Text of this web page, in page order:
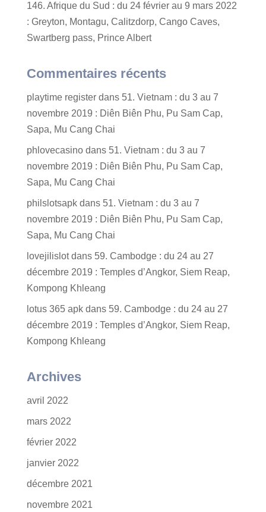
146. Afrique du Sud : du 24 février au 9 mars 2022
: Greyton, Montagu, Calitzdorp, Cango Caves,
Swartberg pass, Prince Albert
Commentaires récents
playtime registerdans 51. Vietnam : du 3 au 7
novembre 2019 : Diên Biên Phu, Pu Sam Cap,
Sapa, Mu Cang Chai
phlovecasinodans 51. Vietnam : du 3 au 7
novembre 2019 : Diên Biên Phu, Pu Sam Cap,
Sapa, Mu Cang Chai
philslotsapkdans 51. Vietnam : du 3 au 7
novembre 2019 : Diên Biên Phu, Pu Sam Cap,
Sapa, Mu Cang Chai
lovejilislotdans 59. Cambodge : du 24 au 27
décembre 2019 : Temples d’Angkor, Siem Reap,
Kompong Khleang
lotus 365 apkdans 59. Cambodge : du 24 au 27
décembre 2019 : Temples d’Angkor, Siem Reap,
Kompong Khleang
Archives
avril 2022
mars 2022
février 2022
janvier 2022
décembre 2021
novembre 2021